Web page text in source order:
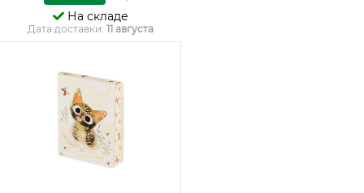
На складе
Дата доставки: 11 августа